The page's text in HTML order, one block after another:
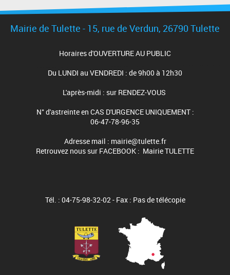
Mairie de Tulette - 15, rue de Verdun, 26790 Tulette
Horaires d'OUVERTURE AU PUBLIC
Du LUNDI au VENDREDI : de 9h00 à 12h30
L'après-midi : sur RENDEZ-VOUS
N° d'astreinte en CAS D'URGENCE UNIQUEMENT :
06-47-78-96-35
Adresse mail : mairie@tulette.fr
Retrouvez nous sur FACEBOOK : Mairie TULETTE
Tél. : 04-75-98-32-02 - Fax : Pas de télécopie